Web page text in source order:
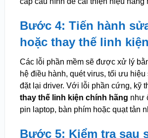
Bước 4: Tiến hành
hoặc thay thế linh kiện
Các lỗi phần mềm sẽ được xử lý
hệ điều hành, quét virus, tối ưu hiệu
đặt lại driver. Với lỗi phần cứng, kỹ
thay thế linh kiện chính hãng như
pin laptop, bàn phím hoặc quạt tản
Bước 5: Kiểm tra sau